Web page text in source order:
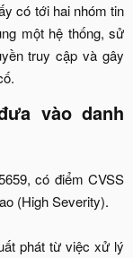
có tới hai nhóm tin
một hệ thống, sử
truy cập và gây
vào danh
có điểm CVSS
(High Severity).
phát từ việc xử lý